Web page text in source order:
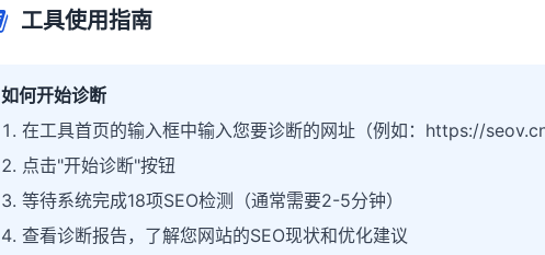
工具使用指南
如何开始诊断
在工具首页的输入框中输入您要诊断的网址（例如：https://
点击"开始诊断"按钮
等待系统完成18项SEO检测（通常需要2-5分钟）
查看诊断报告，了解您网站的SEO现状和优化建议